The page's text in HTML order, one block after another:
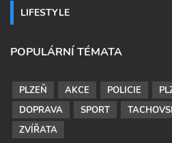
LIFESTYLE
POPULÁRNÍ TÉMATA
PLZEŇ AKCE POLICIE
DOPRAVA
SPORT
ZVÍŘATA